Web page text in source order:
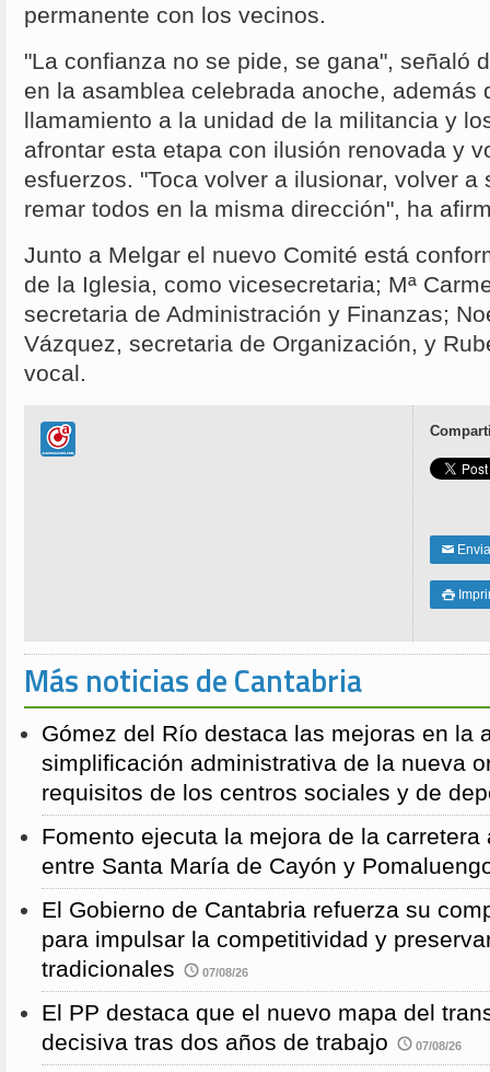
permanente con los vecinos.
"La confianza no se pide, se gana", señaló
en la asamblea celebrada anoche, además
llamamiento a la unidad de la militancia y
afrontar esta etapa con ilusión renovada y
esfuerzos. "Toca volver a ilusionar, volver a
remar todos en la misma dirección", ha
Junto a Melgar el nuevo Comité está
de la Iglesia, como vicesecretaria; Mª
secretaria de Administración y Finanzas;
Vázquez, secretaria de Organización, y
vocal.
✉

Más noticias de Cantabria
Gómez del Río destaca las mejoras en la
simplificación administrativa de la nueva
requisitos de los centros sociales y de
Fomento ejecuta la mejora de la carretera
entre Santa María de Cayón y
El Gobierno de Cantabria refuerza su
para impulsar la competitividad y
tradicionales
07/08/26
El PP destaca que el nuevo mapa del
decisiva tras dos años de trabajo
07/08/26